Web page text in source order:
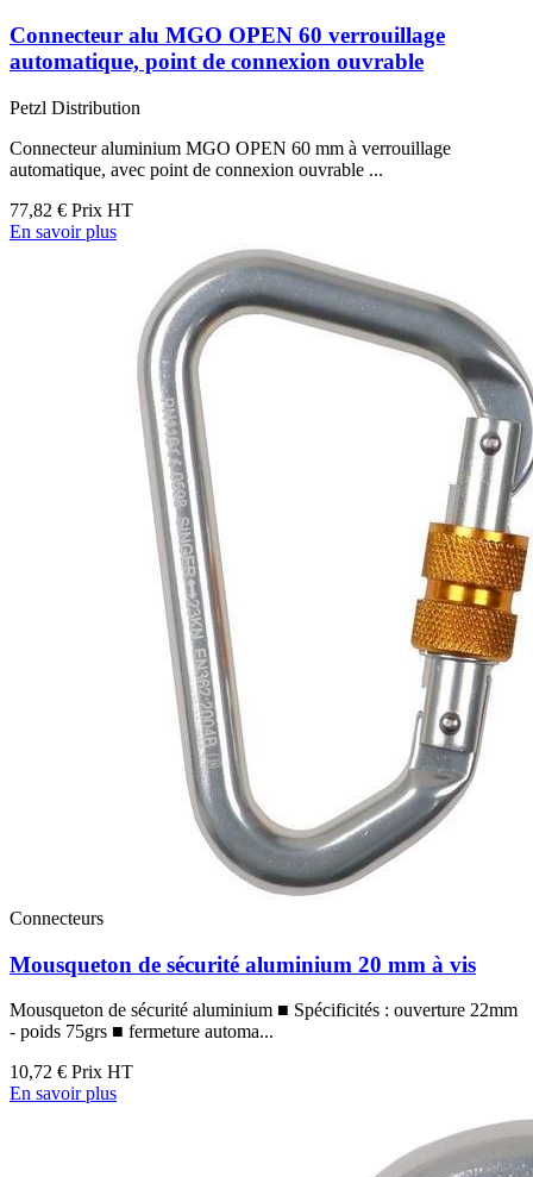
Connecteur alu MGO OPEN 60 verrouillage
automatique, point de connexion ouvrable
Petzl Distribution
Connecteur aluminium MGO OPEN 60 mm à verrouillage
automatique, avec point de connexion ouvrable ...
77,82 € Prix HT
En savoir plus
Connecteurs
Mousqueton de sécurité aluminium 20 mm à vis
Mousqueton de sécurité aluminium ■ Spécificités : ouverture 22mm
- poids 75grs ■ fermeture automa...
10,72 € Prix HT
En savoir plus